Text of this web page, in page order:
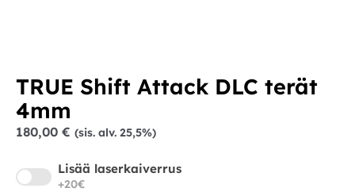
TRUE Shift Attack DLC terät
4mm
180,00 € (sis. alv. 25,5%)
Lisää laserkaiverrus
+20€